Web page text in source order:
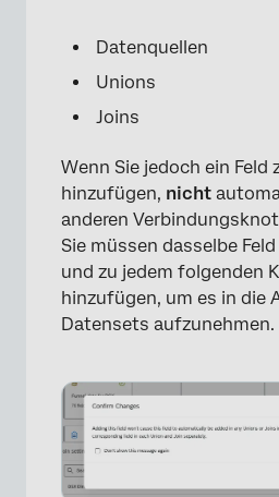
Datenquellen
Unions
Joins
Wenn Sie jedoch ein Feld
hinzufügen, nicht
anderen
Sie müssen dasselbe
und zu jedem folgenden
hinzufügen, um es in die
Datensets aufzunehmen.